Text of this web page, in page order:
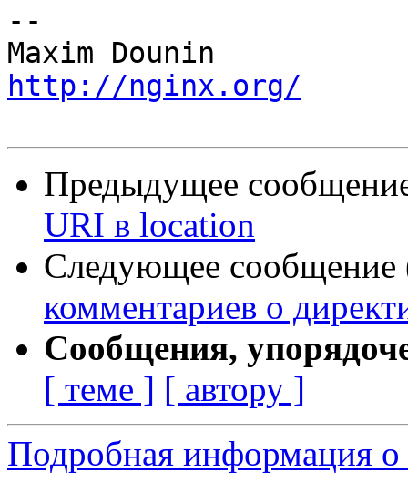
--
http://nginx.org/
Предыдущее
URI в location
Следующее сообщение
комментариев о
Сообщения,
[ теме ] [ автору ]
Подробная информация